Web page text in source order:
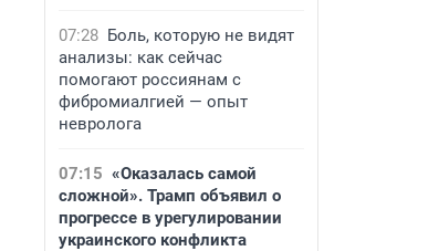
07:28 Боль, которую не видят
анализы: как сейчас
помогают россиянам с
фибромиалгией — опыт
невролога
07:15 «Оказалась самой
сложной». Трамп объявил о
прогрессе в урегулировании
украинского конфликта